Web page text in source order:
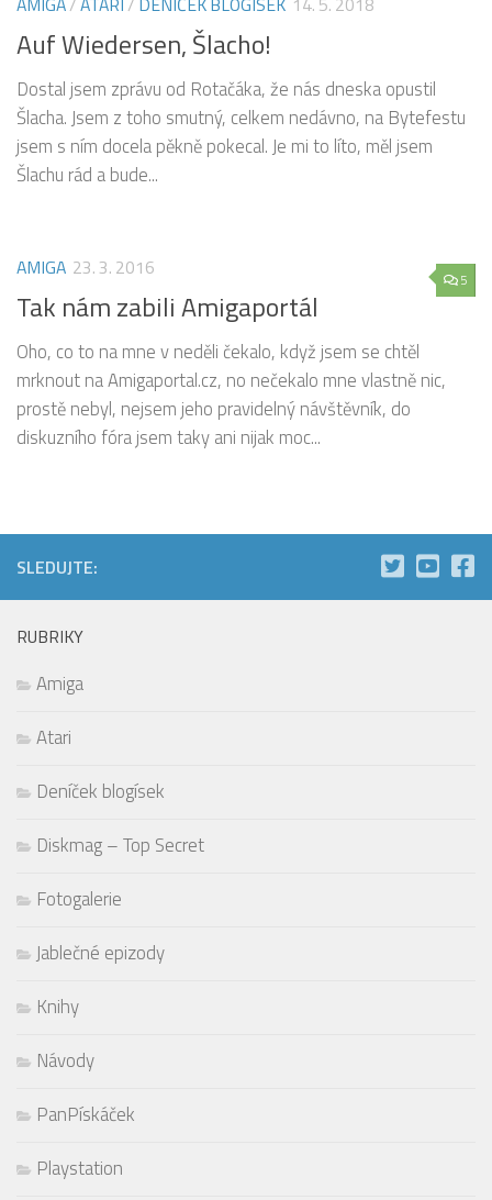
Auf Wiedersen, Šlacho!
Dostal jsem zprávu od Rotačáka, že nás dneska opustil
Šlacha. Jsem z toho smutný, celkem nedávno, na Bytefestu
jsem s ním docela pěkně pokecal. Je mi to líto, měl jsem
Šlachu rád a bude...
5
AMIGA 23. 3. 2016
Tak nám zabili Amigaportál
Oho, co to na mne v neděli čekalo, když jsem se chtěl
mrknout na Amigaportal.cz, no nečekalo mne vlastně nic,
prostě nebyl, nejsem jeho pravidelný návštěvník, do
diskuzního fóra jsem taky ani nijak moc...
SLEDUJTE:
RUBRIKY
Amiga
Atari
Deníček blogísek
Diskmag – Top Secret
Fotogalerie
Jablečné epizody
Knihy
Návody
PanPískáček
Playstation